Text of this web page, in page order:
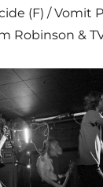
(F) / Vomit
Robinson &